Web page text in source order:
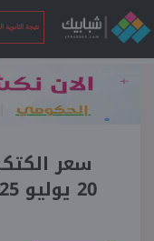
نتيجة الثانوية
نتيجة سعر